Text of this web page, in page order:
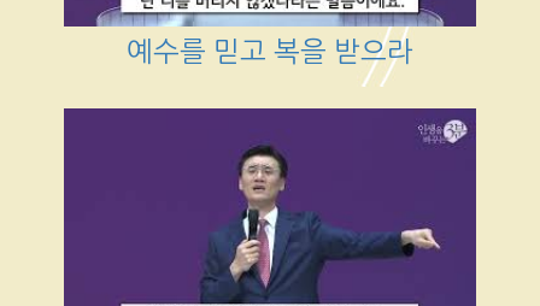
예수를 믿고 복을 받으라